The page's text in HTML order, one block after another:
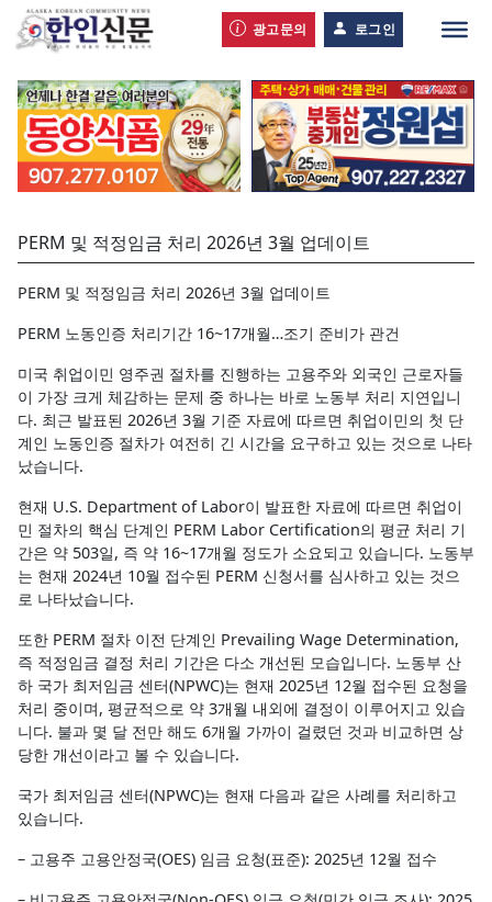
광고문의 로그인
PERM 및 적정임금 처리 2026년 3월 업데이트
PERM 및 적정임금 처리 2026년 3월 업데이트
PERM 노동인증 처리기간 16~17개월…조기 준비가 관건
미국 취업이민 영주권 절차를 진행하는 고용주와 외국인 근로자들
이 가장 크게 체감하는 문제 중 하나는 바로 노동부 처리 지연입니
다. 최근 발표된 2026년 3월 기준 자료에 따르면 취업이민의 첫 단
계인 노동인증 절차가 여전히 긴 시간을 요구하고 있는 것으로 나타
났습니다.
현재 U.S. Department of Labor이 발표한 자료에 따르면 취업이
민 절차의 핵심 단계인 PERM Labor Certification의 평균 처리 기
간은 약 503일, 즉 약 16~17개월 정도가 소요되고 있습니다. 노동부
는 현재 2024년 10월 접수된 PERM 신청서를 심사하고 있는 것으
로 나타났습니다.
또한 PERM 절차 이전 단계인 Prevailing Wage Determination,
즉 적정임금 결정 처리 기간은 다소 개선된 모습입니다. 노동부 산
하 국가 최저임금 센터(NPWC)는 현재 2025년 12월 접수된 요청을
처리 중이며, 평균적으로 약 3개월 내외에 결정이 이루어지고 있습
니다. 불과 몇 달 전만 해도 6개월 가까이 걸렸던 것과 비교하면 상
당한 개선이라고 볼 수 있습니다.
국가 최저임금 센터(NPWC)는 현재 다음과 같은 사례를 처리하고
있습니다.
– 고용주 고용안정국(OES) 임금 요청(표준): 2025년 12월 접수